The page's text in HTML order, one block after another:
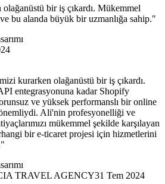
bir iş çıkardı. Mükemmel
bu alanda büyük bir uzmanlığa sahip."
kurarken olağanüstü bir iş çıkardı.
entegrasyonuna kadar Shopify
ve yüksek performanslı bir online
Ali'nin profesyonelliği ve
mükemmel şekilde karşılayan
bir e-ticaret projesi için hizmetlerini
"
TRAVEL AGENCY31 Tem 2024